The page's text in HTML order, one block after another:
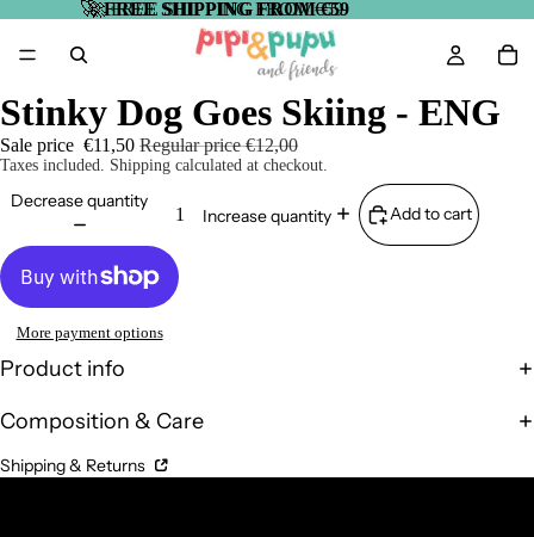
🚀FREE SHIPPING FROM €59
🚀 FREE SHIPPING FROM €59
Stinky Dog Goes Skiing - ENG
Sale price €11,50 Regular price€12,00
Taxes included. Shipping calculated at checkout.
Decrease quantity
Increase quantity Add to cart
More payment options
Product info
Composition & Care
Shipping & Returns